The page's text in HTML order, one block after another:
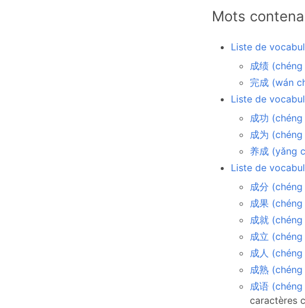
Mots
Liste de
成绩 (chéng
完成 (wán
Liste de
成功
成为
养成 (yǎng
Liste de
成分 (chéng
成果
成就 (chéng
成立 (chéng
成人 (chéng
成熟 (chéng
成语 (chéng
caractères